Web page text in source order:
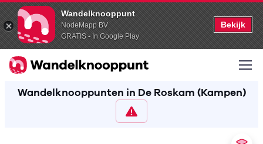
Wandelknooppunt
NodeMapp BV
GRATIS - In Google Play
Bekijk
Wandelknooppunten in De Roskam (Kampen)